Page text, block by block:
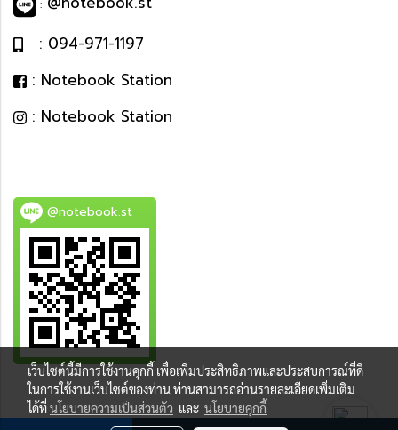
:
: 094-971-1197
: Notebook Station
: Notebook Station
@notebook.st
BEST DEAL
เว็บไซต์นี้มีการใช้งานคุกกี้ เพื่อเพิ่มประสิทธิภาพและประสบการณ์ที่ดี
ในการใช้งานเว็บไซต์ของท่าน ท่านสามารถอ่านรายละเอียดเพิ่มเติม
ได้ที่นโยบายความเป็นส่วนตัว และ นโยบายคุกกี้